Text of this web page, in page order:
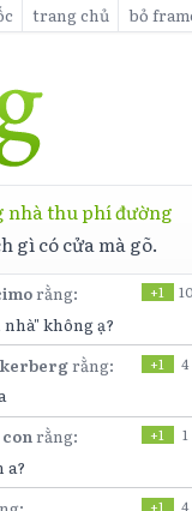
trang chủ bỏ
nhà thu phí đường
gì có cửa mà gõ.
rằng: +1 10
không ạ?
rằng: +1 4
conrằng: +1 1
a?
+1 4